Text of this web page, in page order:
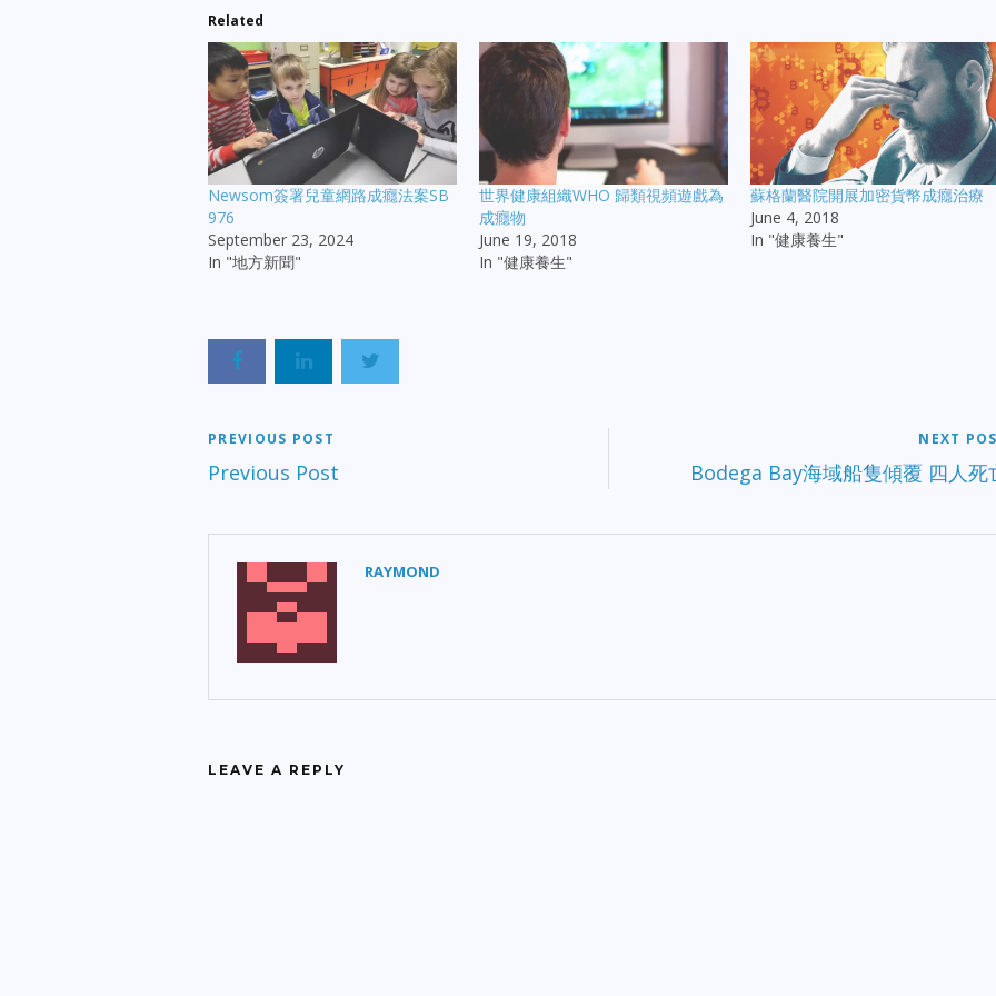
Related
Newsom簽署兒童網路成癮法案SB
976
September 23, 2024
In "地方新聞"
世界健康組織WHO 歸類視頻遊戲為
成癮物
June 19, 2018
In "健康養生"
蘇格蘭醫院開展加密貨幣成癮治療
June 4, 2018
In "健康養生"
PREVIOUS POST
Previous Post
NEXT
Bodega Bay海域船隻傾覆 四人死
RAYMOND
LEAVE A REPLY